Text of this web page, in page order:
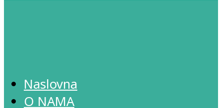
Naslovna
O NAMA